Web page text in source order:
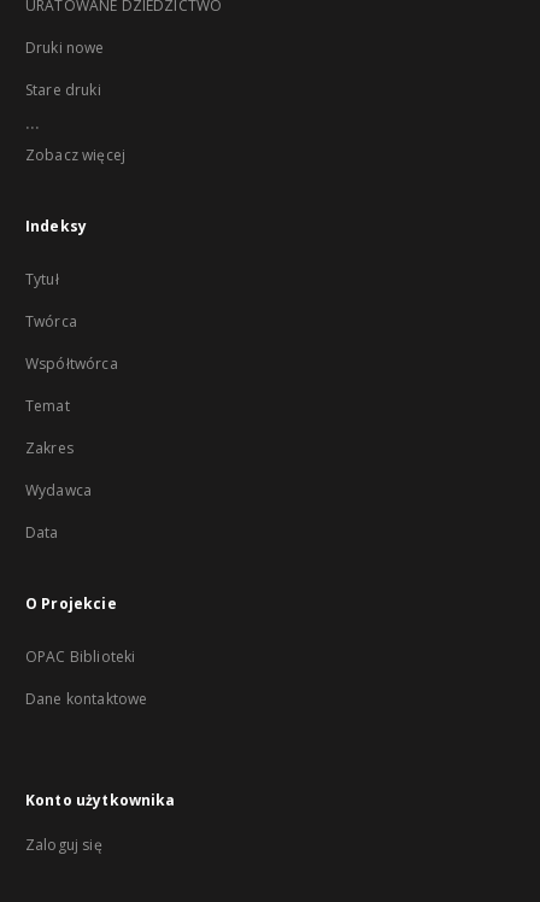
URATOWANE DZIEDZICTWO
Druki nowe
Stare druki
...
Zobacz więcej
Indeksy
Tytuł
Twórca
Współtwórca
Temat
Zakres
Wydawca
Data
O Projekcie
OPAC Biblioteki
Dane kontaktowe
Konto użytkownika
Zaloguj się